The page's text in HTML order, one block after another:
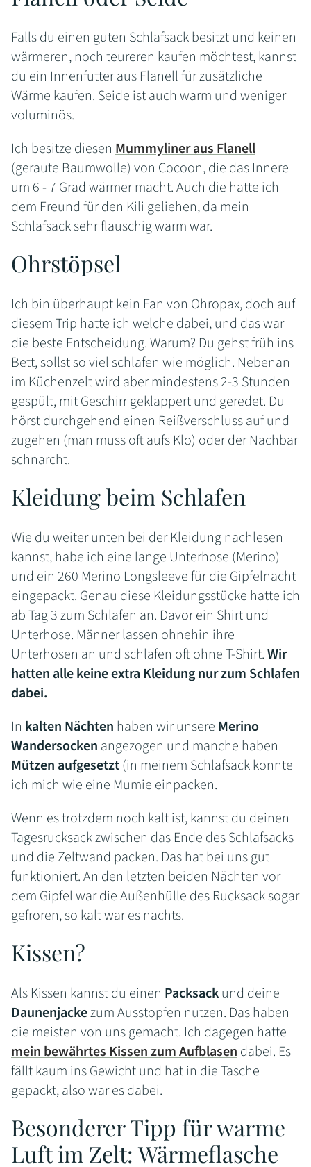
Falls du einen guten Schlafsack besitzt und keinen
wärmeren, noch teureren kaufen möchtest, kannst
du ein Innenfutter aus Flanell für zusätzliche
Wärme kaufen. Seide ist auch warm und weniger
voluminös.
Ich besitze diesen Mummyliner aus Flanell
(geraute Baumwolle) von Cocoon, die das Innere
um 6 - 7 Grad wärmer macht. Auch die hatte ich
dem Freund für den Kili geliehen, da mein
Schlafsack sehr flauschig warm war.
Ohrstöpsel
Ich bin überhaupt kein Fan von Ohropax, doch auf
diesem Trip hatte ich welche dabei, und das war
die beste Entscheidung. Warum? Du gehst früh ins
Bett, sollst so viel schlafen wie möglich. Nebenan
im Küchenzelt wird aber mindestens 2-3 Stunden
gespült, mit Geschirr geklappert und geredet. Du
hörst durchgehend einen Reißverschluss auf und
zugehen (man muss oft aufs Klo) oder der Nachbar
schnarcht.
Kleidung beim Schlafen
Wie du weiter unten bei der Kleidung nachlesen
kannst, habe ich eine lange Unterhose (Merino)
und ein 260 Merino Longsleeve für die Gipfelnacht
eingepackt. Genau diese Kleidungsstücke hatte ich
ab Tag 3 zum Schlafen an. Davor ein Shirt und
Unterhose. Männer lassen ohnehin ihre
Unterhosen an und schlafen oft ohne T-Shirt.Wir
hatten alle keine extra Kleidung nur zum Schlafen
dabei.
In kalten Nächten haben wir unsere Merino
Wandersocken angezogen und manche haben
Mützen aufgesetzt(in meinem Schlafsack konnte
ich mich wie eine Mumie einpacken.
Wenn es trotzdem noch kalt ist, kannst du deinen
Tagesrucksack zwischen das Ende des Schlafsacks
und die Zeltwand packen. Das hat bei uns gut
funktioniert. An den letzten beiden Nächten vor
dem Gipfel war die Außenhülle des Rucksack sogar
gefroren, so kalt war es nachts.
Kissen?
Als Kissen kannst du einen Packsackund deine
Daunenjackezum Ausstopfen nutzen. Das haben
die meisten von uns gemacht. Ich dagegen hatte
mein bewährtes Kissen zum Aufblasendabei. Es
fällt kaum ins Gewicht und hat in die Tasche
gepackt, also war es dabei.
Besonderer Tipp für warme
Luft im Zelt: Wärmeflasche